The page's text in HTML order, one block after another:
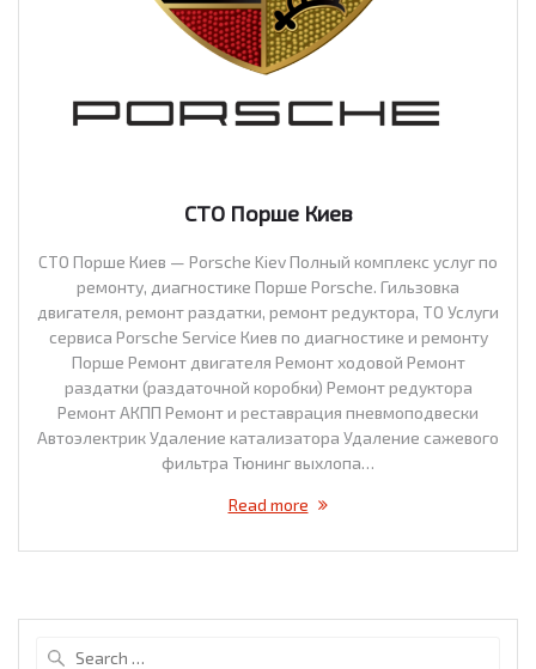
СТО Порше Киев
СТО Порше Киев — Porsche Kiev Полный комплекс услуг по
ремонту, диагностике Порше Porsche. Гильзовка
двигателя, ремонт раздатки, ремонт редуктора, ТО Услуги
сервиса Porsche Service Киев по диагностике и ремонту
Порше Ремонт двигателя Ремонт ходовой Ремонт
раздатки (раздаточной коробки) Ремонт редуктора
Ремонт АКПП Ремонт и реставрация пневмоподвески
Автоэлектрик Удаление катализатора Удаление сажевого
фильтра Тюнинг выхлопа…
Read more